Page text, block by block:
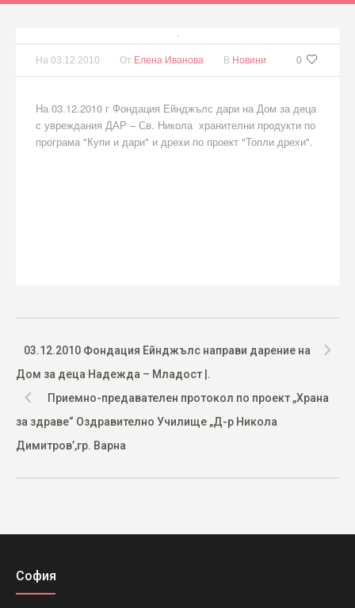
0
На 03.12.2010 От Елена Иванова В Новини
На 03.12.2010 г Фондация Ейнджълс дари на Дом за деца
с увреждания ДАР – Св. Никола хранителни продукти по
програма "Купи и дари" и дрехи по проект "Топли дрехи".
03.12.2010 Фондация Ейнджълс направи дарение на
Дом за деца Надежда – Младост |.
Приемно-предавателен протокол по проект „Храна
за здраве“ Оздравително Училище „Д-р Никола
Димитров’,гр. Варна
София